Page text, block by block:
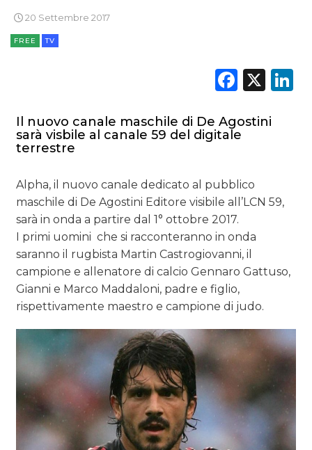
PREVISIONI/SCENARI
CASE HISTORY
OPINIONI
20 Settembre 2017
FREE TV
X
Il nuovo canale maschile di De Agostini
sarà visbile al canale 59 del digitale
terrestre
Alpha, il nuovo canale dedicato al pubblico
maschile di De Agostini Editore visibile all’LCN 59,
sarà in onda a partire dal 1° ottobre 2017.
I primi uomini che si racconteranno in onda
saranno il rugbista Martin Castrogiovanni, il
campione e allenatore di calcio Gennaro Gattuso,
Gianni e Marco Maddaloni, padre e figlio,
rispettivamente maestro e campione di judo.